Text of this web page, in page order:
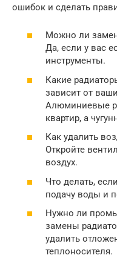
ошибок и сделать
Можно ли
Да, если у вас
инструменты.
Какие
зависит от
Алюминиевые
квартир, а
Как удалить
Откройте
воздух.
Что делать,
подачу воды и
Нужно ли
замены
удалить
теплоносителя.